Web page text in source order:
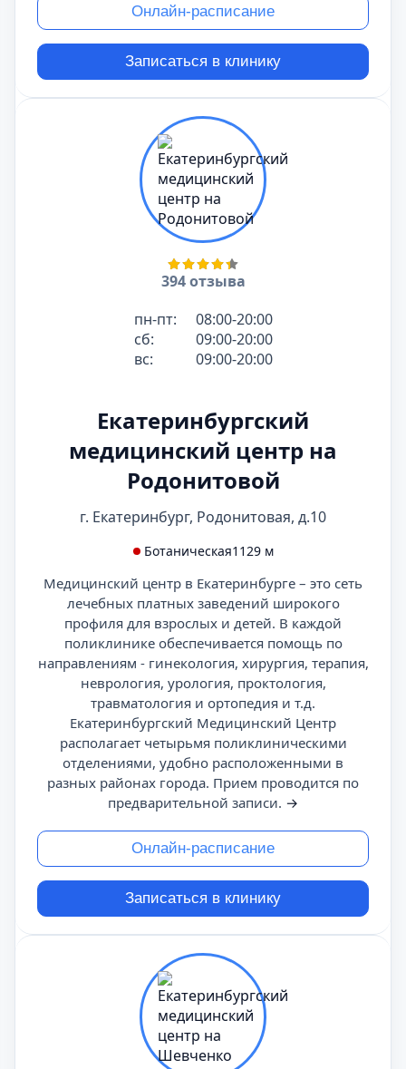
Онлайн-расписание
Записаться в клинику
394 отзыва
пн-пт:
08:00-20:00
сб:
09:00-20:00
вс:
09:00-20:00
Екатеринбургский
медицинский центр на
Родонитовой
г. Екатеринбург, Родонитовая, д.10
Ботаническая1129 м
Медицинский центр в Екатеринбурге – это сеть
лечебных платных заведений широкого
профиля для взрослых и детей. В каждой
поликлинике обеспечивается помощь по
направлениям - гинекология, хирургия, терапия,
неврология, урология, проктология,
травматология и ортопедия и т.д.
Екатеринбургский Медицинский Центр
располагает четырьмя поликлиническими
отделениями, удобно расположенными в
разных районах города. Прием проводится по
предварительной записи. →
Онлайн-расписание
Записаться в клинику